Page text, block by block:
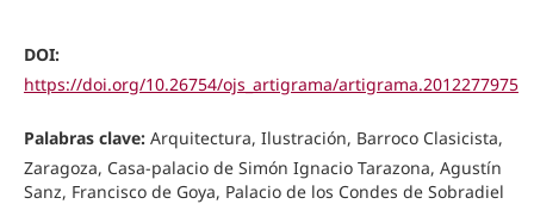
DOI:
https://doi.org/10.26754/ojs_artigrama/artigrama.2012277975
Palabras clave: Arquitectura, Ilustración, Barroco Clasicista,
Zaragoza, Casa-palacio de Simón Ignacio Tarazona, Agustín
Sanz, Francisco de Goya, Palacio de los Condes de Sobradiel